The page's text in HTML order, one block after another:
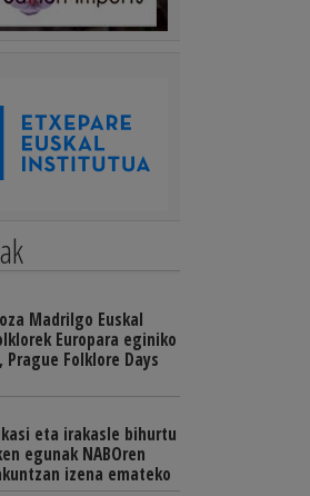
Madrilgo Euskal
Europara eginiko
Folklore Days
eta irakasle bihurtu
egunak NABOren
izena emateko